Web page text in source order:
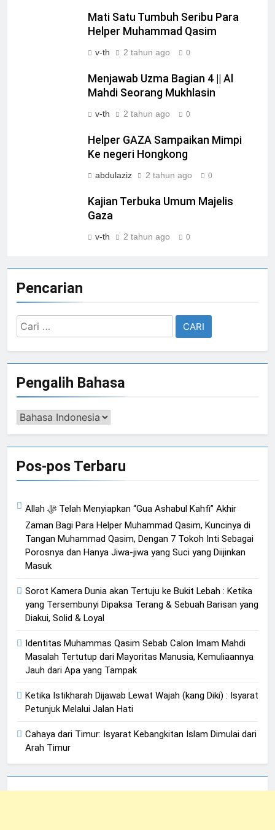
Mati Satu Tumbuh Seribu Para
Helper Muhammad Qasim
v-th 2 tahun ago 0
Menjawab Uzma Bagian 4 || Al
Mahdi Seorang Mukhlasin
v-th 2 tahun ago 0
Helper GAZA Sampaikan Mimpi
Ke negeri Hongkong
abdulaziz 2 tahun ago 0
Kajian Terbuka Umum Majelis
Gaza
v-th 2 tahun ago 0
Pencarian
Cari
untuk:
Pengalih Bahasa
Pengalih
Pos-pos Terbaru
Allah ﷻ Telah Menyiapkan “Gua Ashabul Kahfi” Akhir
Zaman Bagi Para Helper Muhammad Qasim, Kuncinya di
Tangan Muhammad Qasim, Dengan 7 Tokoh Inti Sebagai
Porosnya dan Hanya Jiwa-jiwa yang Suci yang Diijinkan
Masuk
Sorot Kamera Dunia akan Tertuju ke Bukit Lebah : Ketika
yang Tersembunyi Dipaksa Terang & Sebuah Barisan yang
Diakui, Solid & Loyal
Identitas Muhammas Qasim Sebab Calon Imam Mahdi
Masalah Tertutup dari Mayoritas Manusia, Kemuliaannya
Jauh dari Apa yang Tampak
Ketika Istikharah Dijawab Lewat Wajah (kang Diki) : Isyarat
Petunjuk Melalui Jalan Hati
Cahaya dari Timur: Isyarat Kebangkitan Islam Dimulai dari
Arah Timur